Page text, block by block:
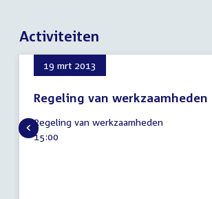
Activiteiten
19 mrt 2013
Regeling van werkzaamheden
maart
2013
Regeling van werkzaamheden
Tijd
15:00